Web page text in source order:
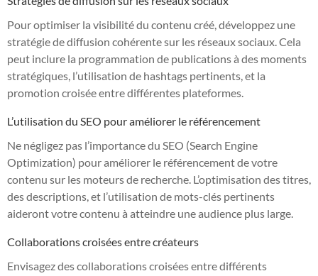
Pour optimiser la visibilité du contenu créé, développez une
stratégie de diffusion cohérente sur les réseaux sociaux. Cela
peut inclure la programmation de publications à des moments
stratégiques, l’utilisation de hashtags pertinents, et la
promotion croisée entre différentes plateformes.
L’utilisation du SEO pour améliorer le référencement
Ne négligez pas l’importance du SEO (Search Engine
Optimization) pour améliorer le référencement de votre
contenu sur les moteurs de recherche. L’optimisation des titres,
des descriptions, et l’utilisation de mots-clés pertinents
aideront votre contenu à atteindre une audience plus large.
Collaborations croisées entre créateurs
Envisagez des collaborations croisées entre différents